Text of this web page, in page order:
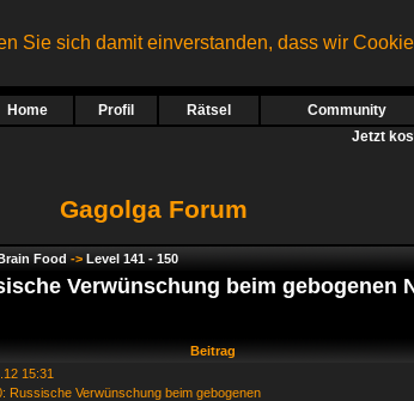
Sie sich damit einverstanden, dass wir
Home Profil Rätsel Community
Jetzt
Gagolga Forum
Food -> Level 141 - 150
Verwünschung beim gebogenen
Beitrag
15:31
Russische Verwünschung beim gebogenen